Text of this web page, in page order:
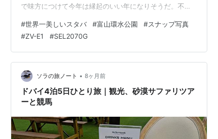
で味方につけて今年は縁起のいい年になりそうだ。不動
との挨拶も終えた帰り道、せっかくなので（！）「世界
一美しい」と噂の「スターバックスコーヒー富山環水公
園店」に行ってみました。 www.youtube.com 20mm,
iso125, f/8.0, 1/50秒 雪の降り積もるJR富山駅から歩い
て環水公園に向かいます。前日に急きょ買った ノ…
#世界一美しいスタバ #富山環水公園 #スナップ写真
#ZV-E1 #SEL2070G
ソラの旅ノート • 8ヶ月前
ドバイ4泊5日ひとり旅｜観光、砂漠サファリツア
ーと競馬